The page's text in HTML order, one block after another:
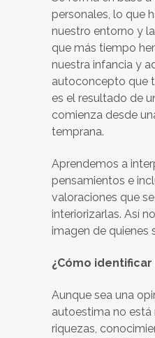
personales, lo que
nuestro entorno y
que más tiempo
nuestra infancia y
autoconcepto que
es el resultado de
comienza desde
temprana.
Aprendemos a
pensamientos e
valoraciones que
interiorizarlas. Así
imagen de quienes
¿Cómo
Aunque sea una
autoestima no está
riquezas,